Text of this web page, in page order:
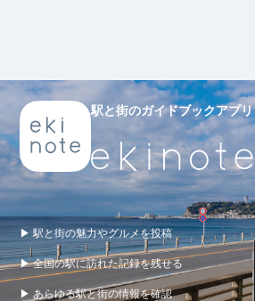
駅と街のガイドブックアプリ
▶ 駅と街の魅力やグルメを投稿
▶ 全国の駅に訪れた記録を残せる
▶ あらゆる駅と街の情報を確認